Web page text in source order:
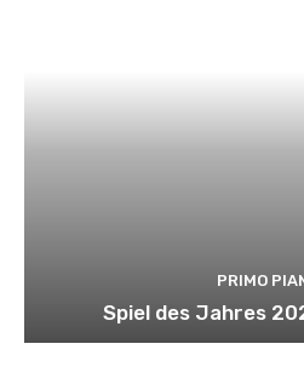
PRIMO
Spiel des Jahres